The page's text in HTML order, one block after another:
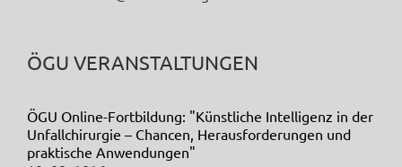
ÖGU VERANSTALTUNGEN
ÖGU Online-Fortbildung: "Künstliche Intelligenz in der
Unfallchirurgie – Chancen, Herausforderungen und
praktische Anwendungen"